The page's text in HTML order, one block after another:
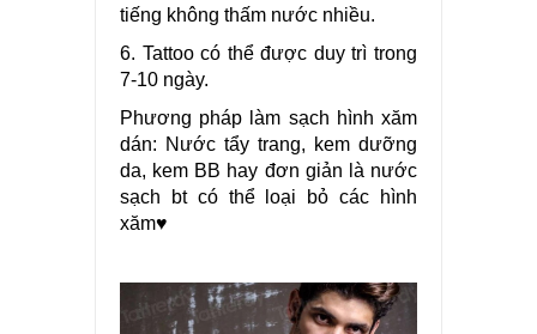
tiếng không thấm nước nhiều.
6. Tattoo có thể được duy trì trong
7-10 ngày.
Phương pháp làm sạch hình xăm
dán: Nước tẩy trang, kem dưỡng
da, kem BB hay đơn giản là nước
sạch bt có thể loại bỏ các hình
xăm♥